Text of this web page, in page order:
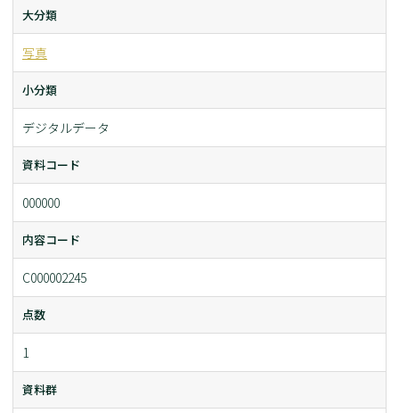
大分類
写真
小分類
デジタルデータ
資料コード
000000
内容コード
C000002245
点数
1
資料群